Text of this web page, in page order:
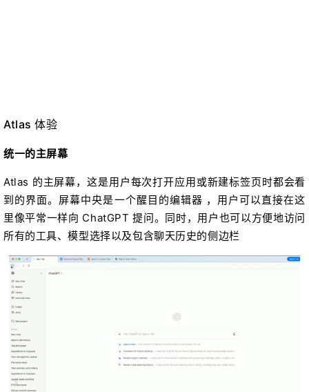
Atlas 体验
统一的主屏幕
Atlas 的主屏幕，这是用户每次打开应用或新建标签页时都会看
到的界面。屏幕中央是一个醒目的编辑器 ，用户可以直接在这
里像平常一样向 ChatGPT 提问。同时，用户也可以方便地访问
所有的工具、模型选择以及包含聊天历史的侧边栏